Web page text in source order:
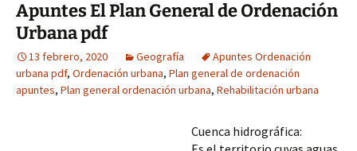
Apuntes El Plan General de Ordenación
Urbana pdf
13 febrero, 2020 Geografía
Apuntes Ordenación
urbana pdf, Ordenación urbana, Plan general de ordenación
apuntes, Plan general ordenación urbana, Rehabilitación urbana
Cuenca hidrográfica: